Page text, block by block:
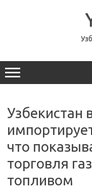
Узбекистан
что
торговля
топливом